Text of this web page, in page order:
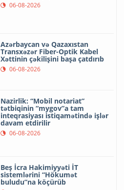
06-08-2026
Azərbaycan və Qazaxıstan
Transxəzər Fiber-Optik Kabel
Xəttinin çəkilişini başa çatdırıb
06-08-2026
Nazirlik: “Mobil notariat”
tətbiqinin “mygov”a tam
inteqrasiyası istiqamətində işlər
davam etdirilir
06-08-2026
Beş İcra Hakimiyyəti İT
sistemlərini “Hökumət
buludu”na köçürüb